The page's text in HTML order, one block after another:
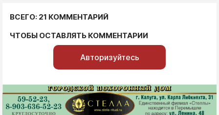
ВСЕГО: 21 КОММЕНТАРИЙ
ЧТОБЫ ОСТАВЛЯТЬ КОММЕНТАРИИ
Авторизуйтесь